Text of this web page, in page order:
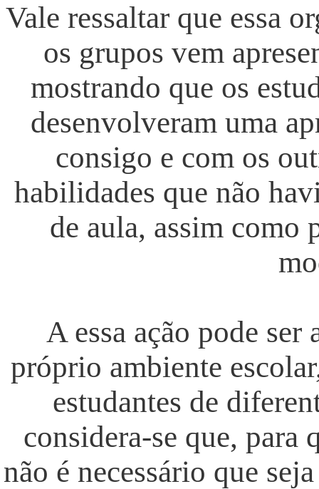
Vale ressaltar que essa
os grupos vem
mostrando que os
desenvolveram uma
consigo e com os
habilidades que não
de aula, assim como
A essa ação pode ser
próprio ambiente
estudantes de
considera-se que, para
não é necessário que